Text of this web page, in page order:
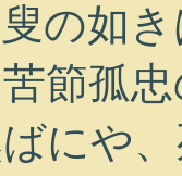
の如
節孤
にや